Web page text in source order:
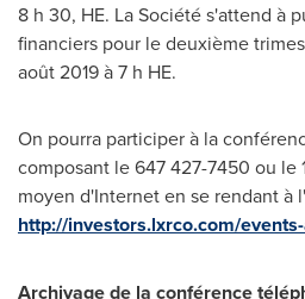
8 h 30, HE. La Société s'attend à
financiers pour le deuxième
août 2019 à 7 h HE.
On pourra participer à la
composant le 647 427-7450 ou le
moyen d'Internet en se rendant à
http://investors.lxrco.com/
Archivage de la conférence